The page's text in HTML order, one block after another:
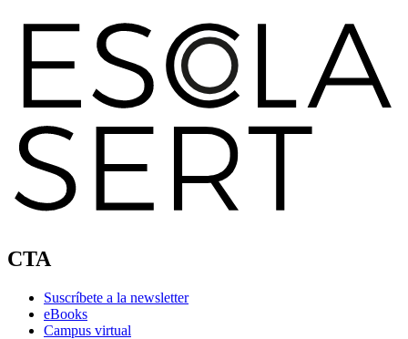
CTA
Suscríbete a la newsletter
eBooks
Campus virtual